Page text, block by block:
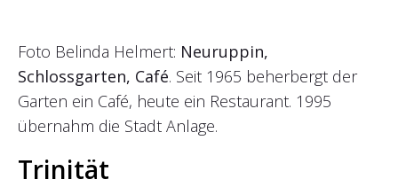
Foto Belinda Helmert: Neuruppin,
Schlossgarten, Café. Seit 1965 beherbergt der
Garten ein Café, heute ein Restaurant. 1995
übernahm die Stadt Anlage.
Trinität